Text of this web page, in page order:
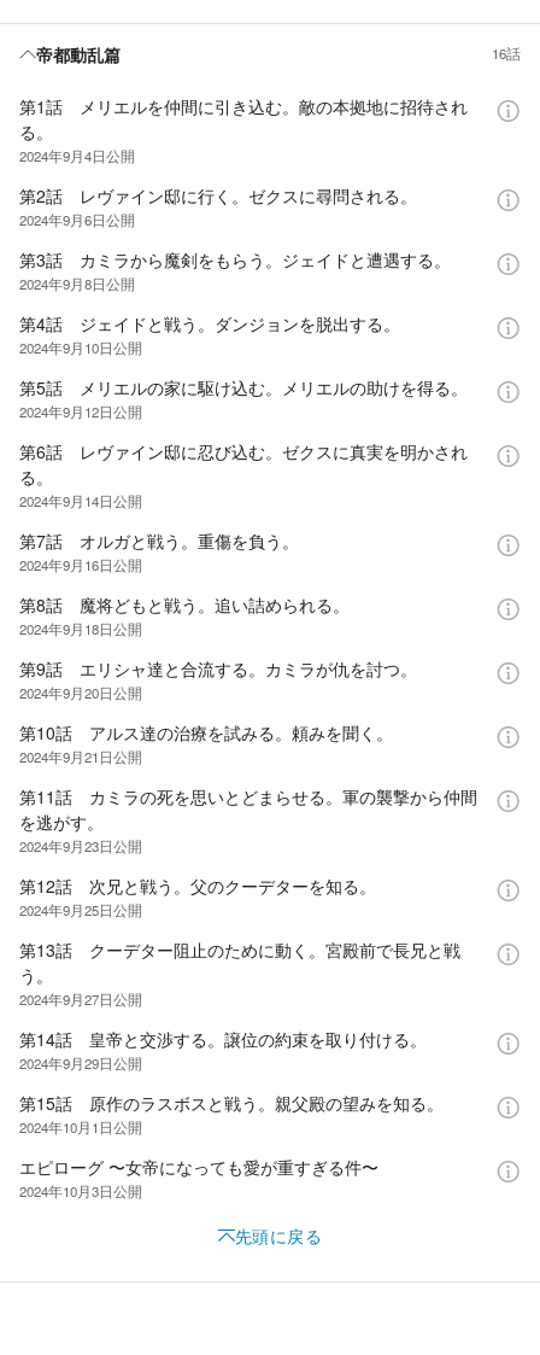
帝都動乱篇 16話
第1話 メリエルを仲間に引き込む。敵の本拠地に招待され
る。
2024年9月4日公開
第2話 レヴァイン邸に行く。ゼクスに尋問される。
2024年9月6日公開
第3話 カミラから魔剣をもらう。ジェイドと遭遇する。
2024年9月8日公開
第4話 ジェイドと戦う。ダンジョンを脱出する。
2024年9月10日公開
第5話 メリエルの家に駆け込む。メリエルの助けを得る。
2024年9月12日公開
第6話 レヴァイン邸に忍び込む。ゼクスに真実を明かされ
る。
2024年9月14日公開
第7話 オルガと戦う。重傷を負う。
2024年9月16日公開
第8話 魔将どもと戦う。追い詰められる。
2024年9月18日公開
第9話 エリシャ達と合流する。カミラが仇を討つ。
2024年9月20日公開
第10話 アルス達の治療を試みる。頼みを聞く。
2024年9月21日公開
第11話 カミラの死を思いとどまらせる。軍の襲撃から仲間
を逃がす。
2024年9月23日公開
第12話 次兄と戦う。父のクーデターを知る。
2024年9月25日公開
第13話 クーデター阻止のために動く。宮殿前で長兄と戦
う。
2024年9月27日公開
第14話 皇帝と交渉する。譲位の約束を取り付ける。
2024年9月29日公開
第15話 原作のラスボスと戦う。親父殿の望みを知る。
2024年10月1日公開
エピローグ 〜女帝になっても愛が重すぎる件〜
2024年10月3日公開
先頭に戻る